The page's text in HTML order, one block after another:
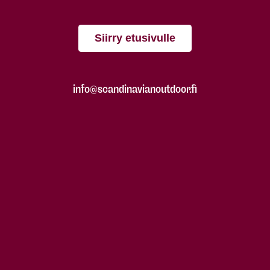
Siirry etusivulle
info@scandinavianoutdoor.fi